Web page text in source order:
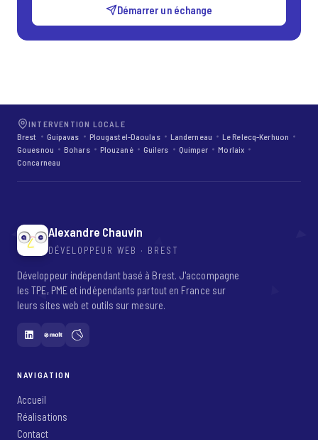
Démarrer un échange
INTERVENTION LOCALE
Brest
Guipavas Plougastel-Daoulas Landerneau
Le Relecq-Kerhuon
Gouesnou
Bohars Plouzané Guilers Quimper
Morlaix
Concarneau
Alexandre Chauvin
DÉVELOPPEUR WEB · BREST
Développeur indépendant basé à Brest. J'accompagne
les TPE, PME et indépendants partout en France sur
leurs sites web et outils sur mesure.
NAVIGATION
Accueil
Réalisations
Contact